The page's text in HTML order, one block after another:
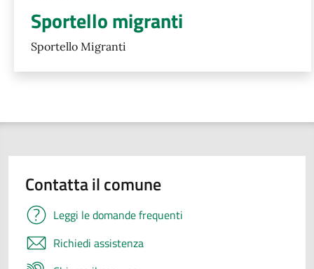
Sportello migranti
Sportello Migranti
Contatta il comune
Leggi le domande frequenti
Richiedi assistenza